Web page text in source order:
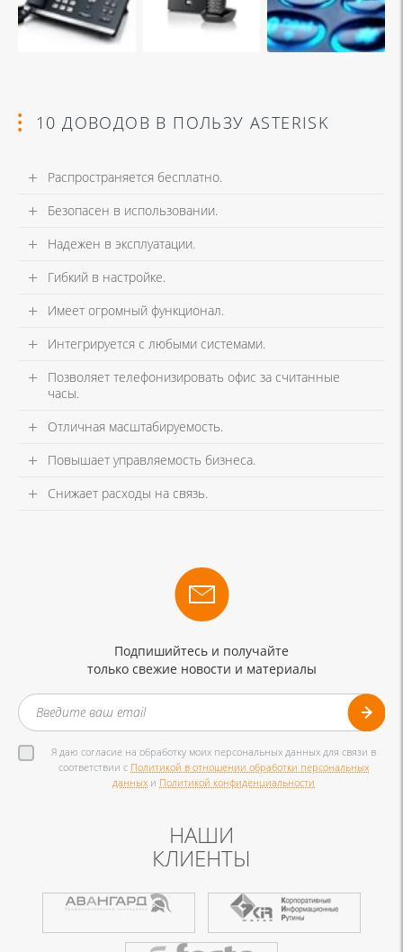
10 ДОВОДОВ В ПОЛЬЗУ ASTERISK
Распространяется бесплатно.
Безопасен в использовании.
Надежен в эксплуатации.
Гибкий в настройке.
Имеет огромный функционал.
Интегрируется с любыми системами.
Позволяет телефонизировать офис за считанные
часы.
Отличная масштабируемость.
Повышает управляемость бизнеса.
Снижает расходы на связь.
Подпишийтесь и получайте
только свежие новости и материалы
Я даю согласие на обработку моих персональных данных для связи в
соответствии с Политикой в отношении обработки персональных
данных и Политикой конфиденциальности
НАШИ
КЛИЕНТЫ